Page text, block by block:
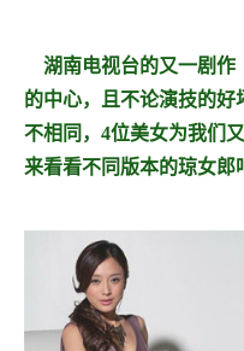
湖南电视台的又一剧作
的中心，且不论演技的
不相同，4位美女为我们
来看看不同版本的琼女郎